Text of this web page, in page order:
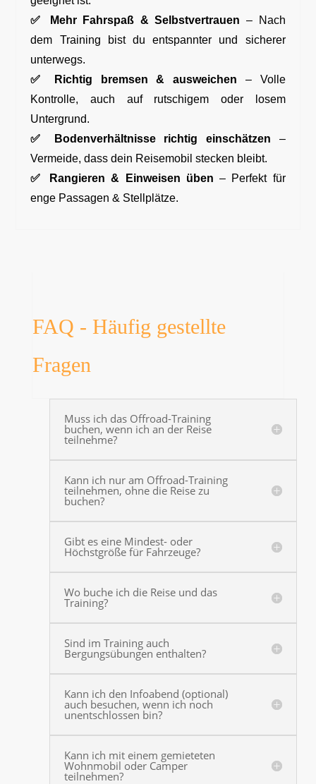
✅
Mehr Fahrspaß & Selbstvertrauen – Nach
dem Training bist du entspannter und sicherer
unterwegs.
✅
Richtig bremsen & ausweichen – Volle
Kontrolle, auch auf rutschigem oder losem
Untergrund.
✅
Bodenverhältnisse richtig einschätzen –
Vermeide, dass dein Reisemobil stecken bleibt.
✅
Rangieren & Einweisen üben – Perfekt für
enge Passagen & Stellplätze.
FAQ - Häufig gestellte
Fragen
Muss ich das Offroad-Training
buchen, wenn ich an der Reise
teilnehme?
Kann ich nur am Offroad-Training
teilnehmen, ohne die Reise zu
buchen?
Gibt es eine Mindest- oder
Höchstgröße für Fahrzeuge?
Wo buche ich die Reise und das
Training?
Sind im Training auch
Bergungsübungen enthalten?
Kann ich den Infoabend (optional)
auch besuchen, wenn ich noch
unentschlossen bin?
Kann ich mit einem gemieteten
Wohnmobil oder Camper
teilnehmen?